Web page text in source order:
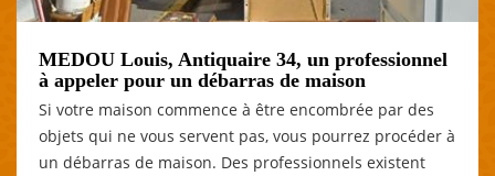
MEDOU Louis, Antiquaire 34, un professionnel
à appeler pour un débarras de maison
Si votre maison commence à être encombrée par des
objets qui ne vous servent pas, vous pourrez procéder à
un débarras de maison. Des professionnels existent